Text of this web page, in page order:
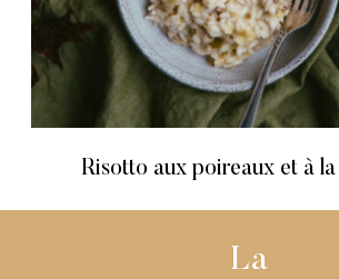
Risotto aux poireaux et à la
La